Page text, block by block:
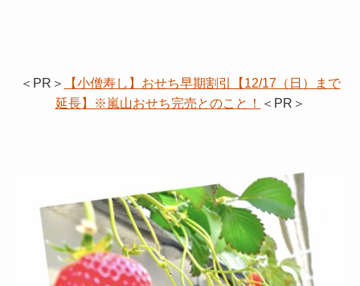
＜PR＞
【小僧寿し】おせち早期割引【12/17（日）まで
延長】※嵐山おせち完売とのこと！
＜PR＞